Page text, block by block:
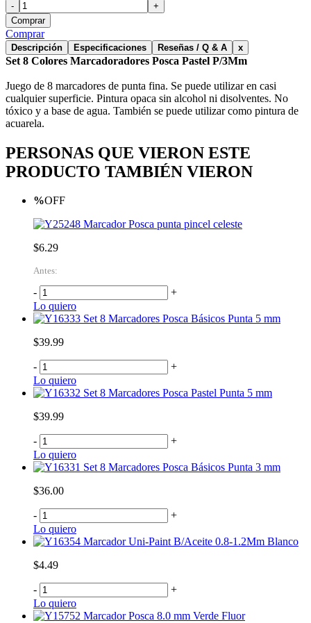
-
+
Comprar
Comprar
Descripción Especificaciones Reseñas / Q & A x
Set 8 Colores Marcadoradores Posca Pastel P/3Mm
Juego de 8 marcadores de punta fina. Se puede utilizar en casi
cualquier superficie. Pintura opaca sin alcohol ni disolventes. No
tóxico y a base de agua. También se puede utilizar como pintura de
acuarela.
PERSONAS QUE VIERON ESTE
PRODUCTO TAMBIÉN VIERON
%OFF
Marcador Posca punta pincel celeste
$6.29
Antes:
-
+
Lo quiero
Set 8 Marcadores Posca Básicos Punta 5 mm
$39.99
-
+
Lo quiero
Set 8 Marcadores Posca Pastel Punta 5 mm
$39.99
-
+
Lo quiero
Set 8 Marcadores Posca Básicos Punta 3 mm
$36.00
-
+
Lo quiero
Marcador Uni-Paint B/Aceite 0.8-1.2Mm Blanco
$4.49
-
+
Lo quiero
Marcador Posca 8.0 mm Verde Fluor